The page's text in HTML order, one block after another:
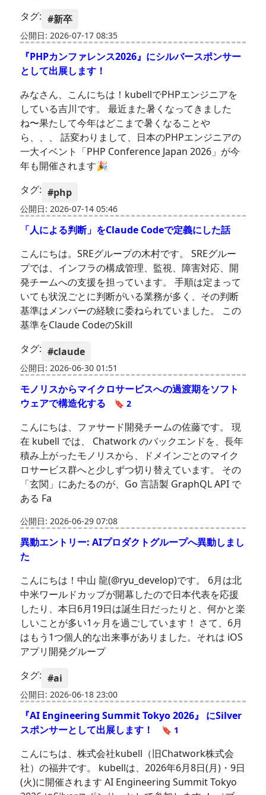
タグ: #新卒
公開日: 2026-07-17 08:35
『PHPカンファレンス2026』にシルバースポンサー
として出展します！
みなさん、こんにちは！kubellでPHPエンジニアを
している吉川です。 最近また暑くなってきました
ね〜果たして今年はどこまで暑くなることや
ら、、、 話変わりまして、日本のPHPエンジニアの
一大イベント「PHP Conference Japan 2026」が今
年も開催されます🎉
タグ: #php
公開日: 2026-07-14 05:46
「人による判断」をClaude Codeで定義にした話
こんにちは。SREグループの木村です。 SREグルー
プでは、インフラの構成管理、監視、障害対応、開
発チームへの支援を担っています。 手順は定まって
いても状況ごとに判断がいる業務が多く、その判断
基準はメンバーの経験に委ねられていました。 この
基準をClaude CodeのSkill
タグ: #claude
公開日: 2026-06-30 01:51
モノリスからマイクロサービスへの過渡期をソフト
ウェアで構造化する
🔖 2
こんにちは、ファサード開発チームの佐藤です。 現
在 kubell では、 Chatwork のバックエンドを、長年
積み上がったモノリスから、ドメインごとのマイク
ロサービス群へと少しずつ切り替えています。 その
「玄関」にあたるのが、Go 言語製 GraphQL API で
ある Fa
公開日: 2026-06-29 07:08
異動エントリー: AIプロダクトグループへ異動しまし
た
こんにちは！中山 龍(@ryu_develop)です。 6月は北
中米ワールドカップが開幕したので日本代表を応援
したり、本日6月19日は誕生日だったりと、何かと楽
しいことが多い1ヶ月を過ごしています！ さて、6月
はもう1つ個人的な出来事がありました。それは iOS
アプリ開発グループ
タグ: #ai
公開日: 2026-06-18 23:00
『AI Engineering Summit Tokyo 2026』 にSilver
スポンサーとして出展します！
🔖 1
こんにちは、株式会社kubell（旧Chatwork株式会
社）の福井です。 kubellは、2026年6月8日(月)・9日
(火)に開催されます AI Engineering Summit Tokyo